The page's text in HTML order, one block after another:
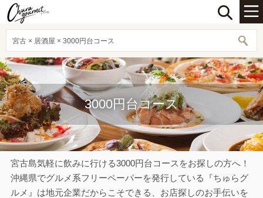
宮古 × 居酒屋 × 3000円台コース
3000円台コース
宮古島気軽に飲みに行ける3000円台コースをお探しの方へ！
沖縄県でグルメ系フリーペーパーを発行している『ちゅらグ
ルメ』は地元企業だからこそできる、お店探しのお手伝いを